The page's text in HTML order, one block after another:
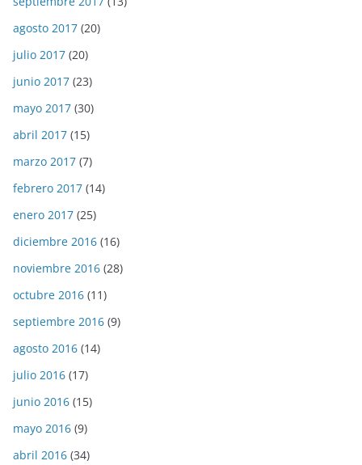
agosto 2017 (20)
julio 2017 (20)
junio 2017 (23)
mayo 2017 (30)
abril 2017 (15)
marzo 2017 (7)
febrero 2017 (14)
enero 2017 (25)
diciembre 2016 (16)
noviembre 2016 (28)
octubre 2016 (11)
septiembre 2016 (9)
agosto 2016 (14)
julio 2016 (17)
junio 2016 (15)
mayo 2016 (9)
abril 2016 (34)